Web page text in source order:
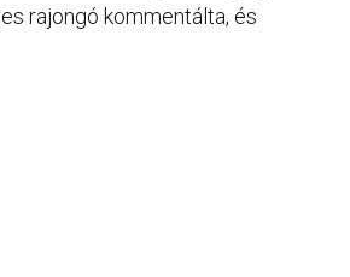
rajongó kommentálta, és